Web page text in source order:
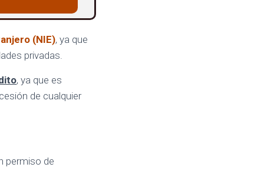
(NIE), ya que
privadas.
, ya que es
de cualquier
permiso de